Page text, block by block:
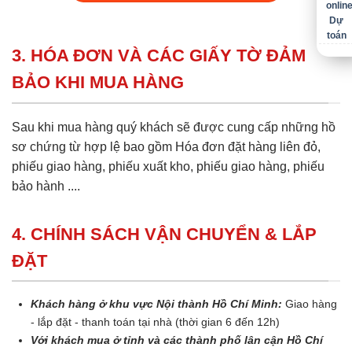
3. HÓA ĐƠN VÀ CÁC GIẤY TỜ ĐẢM
BẢO KHI MUA HÀNG
Sau khi mua hàng quý khách sẽ được cung cấp những hồ
sơ chứng từ hợp lệ bao gồm Hóa đơn đặt hàng liên đỏ,
phiếu giao hàng, phiếu xuất kho, phiếu giao hàng, phiếu
bảo hành ....
4. CHÍNH SÁCH VẬN CHUYỂN & LẮP
ĐẶT
Khách hàng ở khu vực Nội thành Hồ Chí Minh: Giao hàng
- lắp đặt - thanh toán tại nhà (thời gian 6 đến 12h)
Với khách mua ở tỉnh và các thành phố lân cận Hồ Chí
Dự
toán